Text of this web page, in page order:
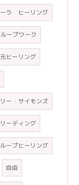
ラ ヒーリング
ープワーク
ヒーリング
ー・サイモンズ
ーディング
ープヒーリング
自由